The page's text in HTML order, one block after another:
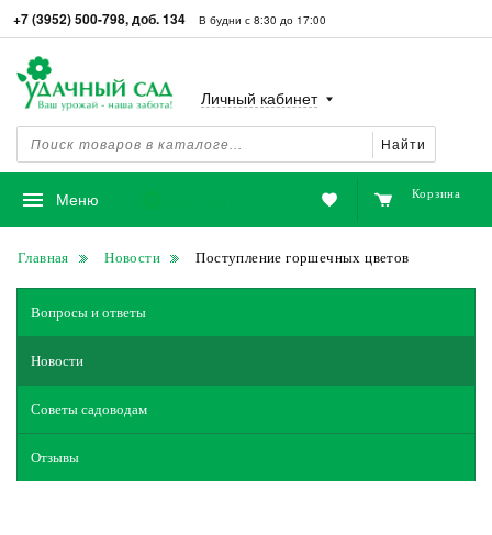
+7 (3952) 500-798, доб. 134 В будни с 8:30 до 17:00
Найти
Личный кабинет
Меню Корзина
Главная Новости Поступление горшечных цветов
Вопросы и ответы
Новости
Советы садоводам
Отзывы